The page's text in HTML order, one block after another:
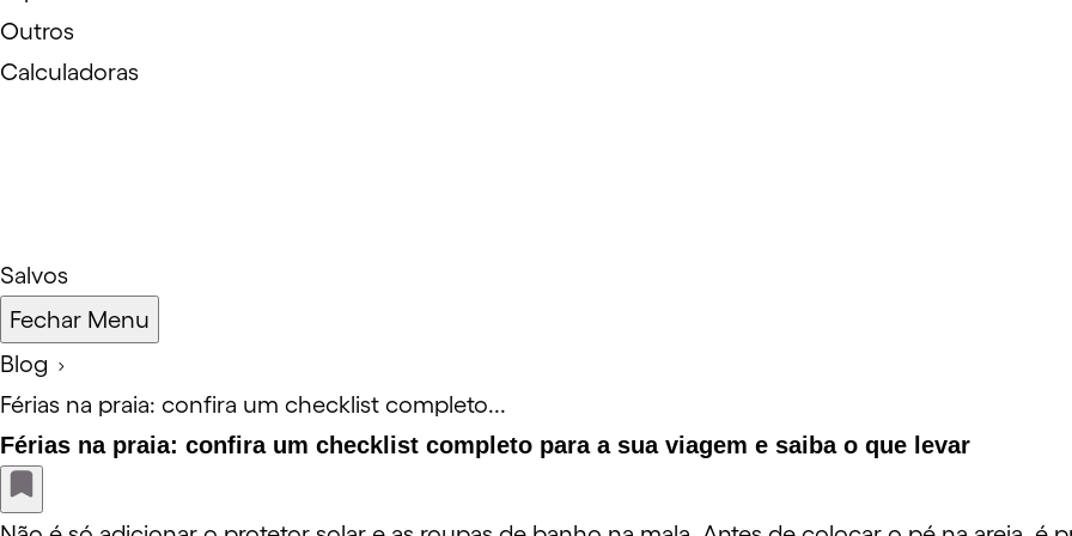
Outros
Calculadoras
Salvos
Fechar Menu
Blog
Férias na praia: confira um checklist completo...
Férias na praia: confira um checklist completo para a sua viagem e saiba o que levar